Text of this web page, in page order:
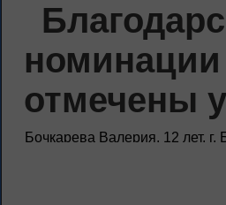
отмечены
Бочкарева Валерия, 12 лет, г.